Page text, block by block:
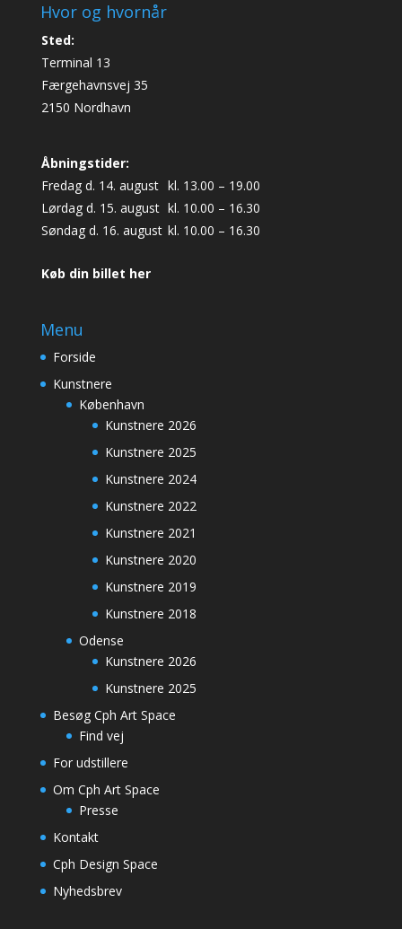
Hvor og hvornår
Sted:
Terminal 13
Færgehavnsvej 35
2150 Nordhavn
Åbningstider:
Fredag d. 14. august kl. 13.00 – 19.00
Lørdag d. 15. august kl. 10.00 – 16.30
Søndag d. 16. august kl. 10.00 – 16.30
Køb din billet her
Menu
Forside
Kunstnere
København
Kunstnere 2026
Kunstnere 2025
Kunstnere 2024
Kunstnere 2022
Kunstnere 2021
Kunstnere 2020
Kunstnere 2019
Kunstnere 2018
Odense
Kunstnere 2026
Kunstnere 2025
Besøg Cph Art Space
Find vej
For udstillere
Om Cph Art Space
Presse
Kontakt
Cph Design Space
Nyhedsbrev